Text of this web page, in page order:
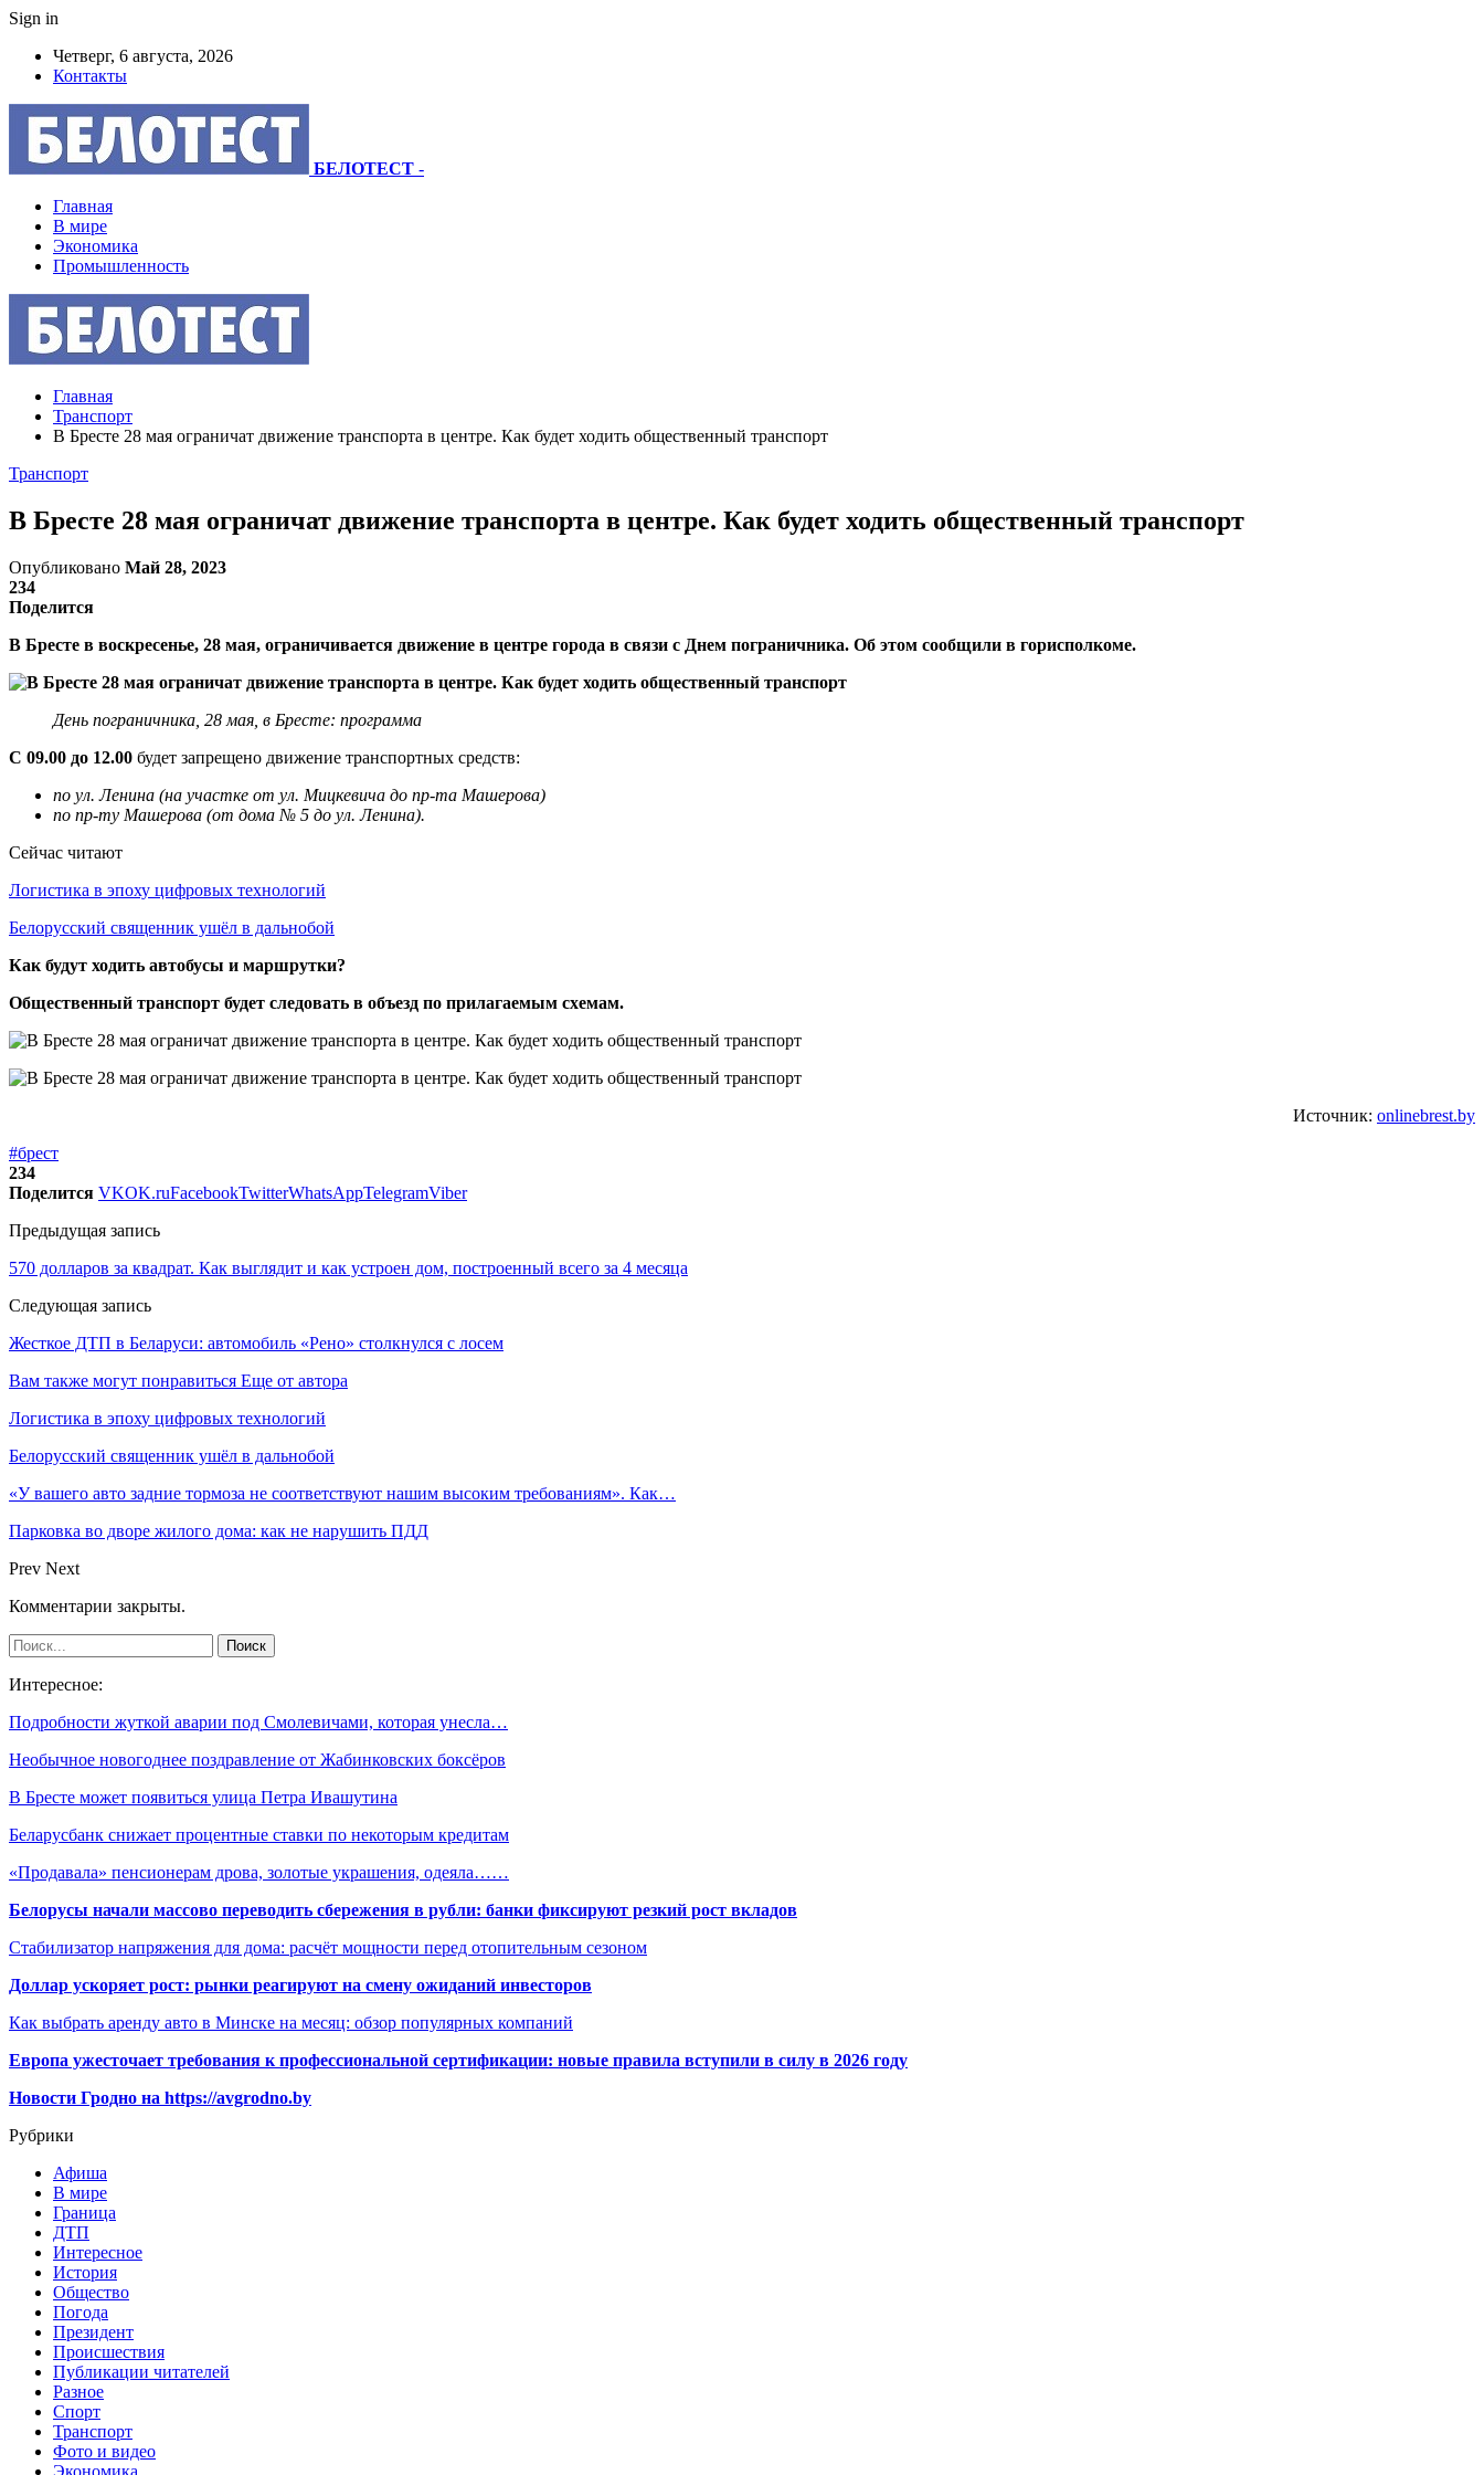
Sign in
Четверг, 6 августа, 2026
Контакты
БЕЛОТЕСТ -
Главная
В мире
Экономика
Промышленность
Главная
Транспорт
В Бресте 28 мая ограничат движение транспорта в центре. Как будет ходить общественный транспорт
Транспорт
В Бресте 28 мая ограничат движение транспорта в центре. Как будет ходить общественный транспорт
Опубликовано Май 28, 2023
234
Поделится
В Бресте в воскресенье, 28 мая, ограничивается движение в центре города в связи с Днем пограничника. Об этом сообщили в горисполкоме.
День пограничника, 28 мая, в Бресте: программа
C 09.00 до 12.00 будет запрещено движение транспортных средств:
по ул. Ленина (на участке от ул. Мицкевича до пр-та Машерова)
по пр-ту Машерова (от дома № 5 до ул. Ленина).
Сейчас читают
Логистика в эпоху цифровых технологий
Белорусский священник ушёл в дальнобой
Как будут ходить автобусы и маршрутки?
Общественный транспорт будет следовать в объезд по прилагаемым схемам.
Источник: onlinebrest.by
#брест
234
Поделится VKOK.ruFacebookTwitterWhatsAppTelegramViber
Предыдущая запись
570 долларов за квадрат. Как выглядит и как устроен дом, построенный всего за 4 месяца
Следующая запись
Жесткое ДТП в Беларуси: автомобиль «Рено» столкнулся с лосем
Вам также могут понравиться Еще от автора
Логистика в эпоху цифровых технологий
Белорусский священник ушёл в дальнобой
«У вашего авто задние тормоза не соответствуют нашим высоким требованиям». Как…
Парковка во дворе жилого дома: как не нарушить ПДД
Prev Next
Комментарии закрыты.
Интересное:
Подробности жуткой аварии под Смолевичами, которая унесла…
Необычное новогоднее поздравление от Жабинковских боксёров
В Бресте может появиться улица Петра Ивашутина
Беларусбанк снижает процентные ставки по некоторым кредитам
«Продавала» пенсионерам дрова, золотые украшения, одеяла……
Белорусы начали массово переводить сбережения в рубли: банки фиксируют резкий рост вкладов
Стабилизатор напряжения для дома: расчёт мощности перед отопительным сезоном
Доллар ускоряет рост: рынки реагируют на смену ожиданий инвесторов
Как выбрать аренду авто в Минске на месяц: обзор популярных компаний
Европа ужесточает требования к профессиональной сертификации: новые правила вступили в силу в 2026 году
Новости Гродно на https://avgrodno.by
Рубрики
Афиша
В мире
Граница
ДТП
Интересное
История
Общество
Погода
Президент
Происшествия
Публикации читателей
Разное
Спорт
Транспорт
Фото и видео
Экономика